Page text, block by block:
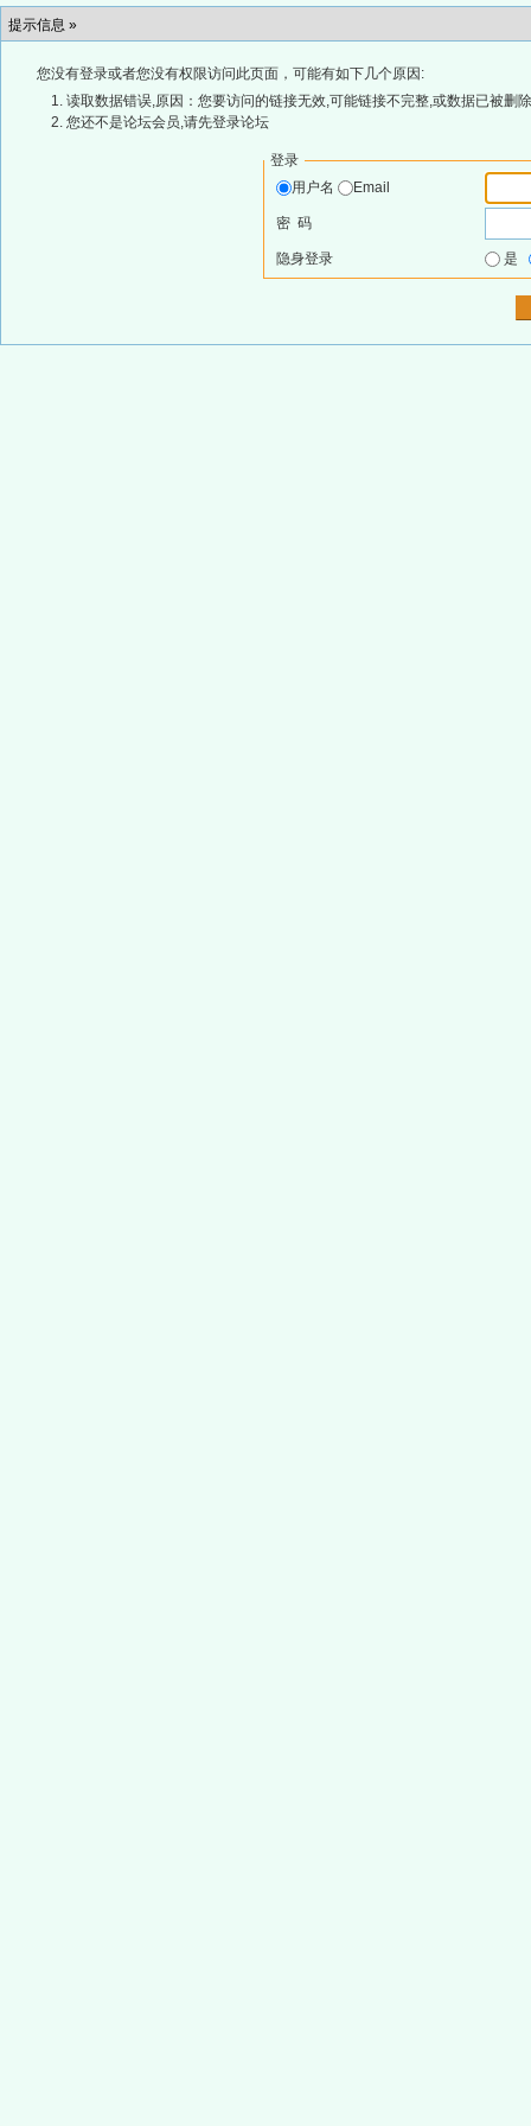
提示信息 »
您没有登录或者您没有权限访问此页面，可能有如下几个原因:
读取数据错误,原因：您要访问的链接无效,可能链接不完整,或数据已被删
您还不是论坛会员,请先登录论坛
登录
用户名
Email
密 码
隐身登录 是